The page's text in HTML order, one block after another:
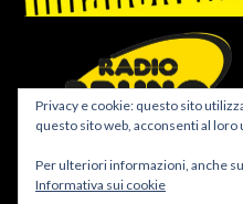
Privacy e cookie: questo sito
questo sito web, acconsenti al loro
Per ulteriori informazioni, anche
Informativa sui cookie